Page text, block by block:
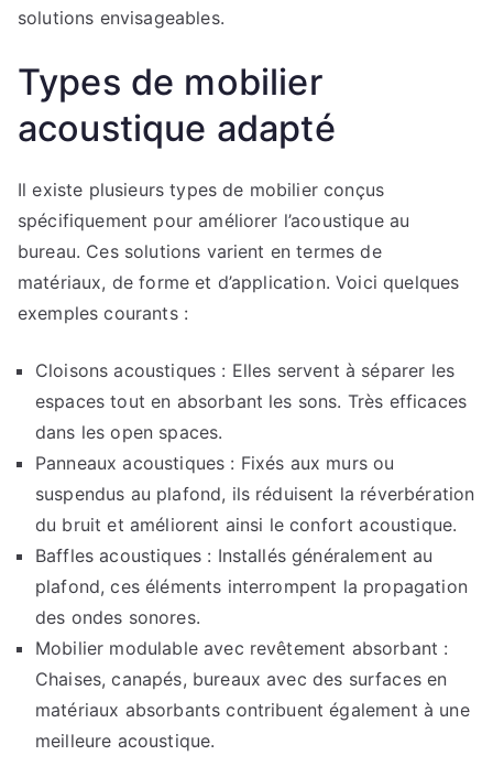
solutions envisageables.
Types de mobilier
acoustique adapté
Il existe plusieurs types de mobilier conçus
spécifiquement pour améliorer l’acoustique au
bureau. Ces solutions varient en termes de
matériaux, de forme et d’application. Voici quelques
exemples courants :
Cloisons acoustiques : Elles servent à séparer les
espaces tout en absorbant les sons. Très efficaces
dans les open spaces.
Panneaux acoustiques : Fixés aux murs ou
suspendus au plafond, ils réduisent la réverbération
du bruit et améliorent ainsi le confort acoustique.
Baffles acoustiques : Installés généralement au
plafond, ces éléments interrompent la propagation
des ondes sonores.
Mobilier modulable avec revêtement absorbant :
Chaises, canapés, bureaux avec des surfaces en
matériaux absorbants contribuent également à une
meilleure acoustique.